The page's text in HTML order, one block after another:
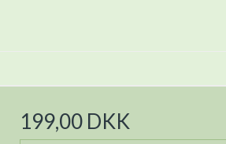
199,00 DKK